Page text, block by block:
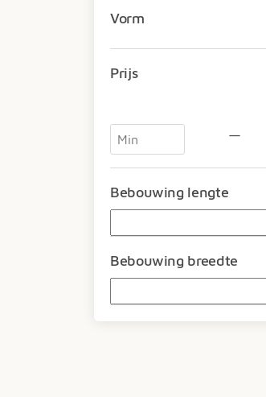
Vorm
Prijs
—
Bebouwing lengte
Bebouwing breedte